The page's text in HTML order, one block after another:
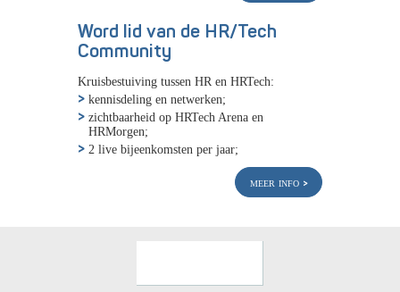
Word lid van de HR/Tech
Community
Kruisbestuiving tussen HR en HRTech:
kennisdeling en netwerken;
zichtbaarheid op HRTech Arena en
HRMorgen;
2 live bijeenkomsten per jaar;
meer info